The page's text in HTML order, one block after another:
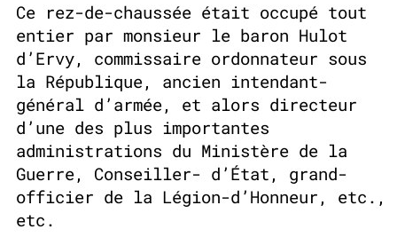
Ce rez-de-chaussée était occupé tout
entier par monsieur le baron Hulot
d’Ervy, commissaire ordonnateur sous
la République, ancien intendant-
général d’armée, et alors directeur
d’une des plus importantes
administrations du Ministère de la
Guerre, Conseiller- d’État, grand-
officier de la Légion-d’Honneur, etc.,
etc.